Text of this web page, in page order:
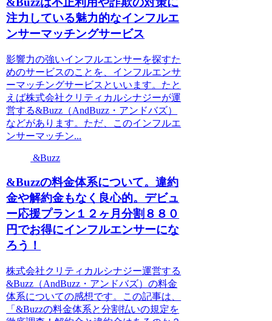
注力している魅力的なインフルエ
ンサーマッチングサービス
影響力の強いインフルエンサーを探すた
めのサービスのことを、インフルエンサ
ーマッチングサービスといいます。たと
えば株式会社クリティカルシナジーが運
営する&Buzz（AndBuzz・アンドバズ）
などがあります。ただ、このインフルエ
ンサーマッチン...
&Buzz
&Buzzの料金体系について。違約
金や解約金もなく良心的。デビュ
ー応援プラン１２ヶ月分割８８０
円でお得にインフルエンサーにな
ろう！
株式会社クリティカルシナジー運営する
&Buzz（AndBuzz・アンドバズ）の料金
体系についての感想です。この記事は、
「&Buzzの料金体系と分割払いの規定を